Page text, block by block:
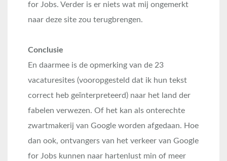
for Jobs. Verder is er niets wat mij ongemerkt
naar deze site zou terugbrengen.
Conclusie
En daarmee is de opmerking van de 23
vacaturesites (vooropgesteld dat ik hun tekst
correct heb geïnterpreteerd) naar het land der
fabelen verwezen. Of het kan als onterechte
zwartmakerij van Google worden afgedaan. Hoe
dan ook, ontvangers van het verkeer van Google
for Jobs kunnen naar hartenlust min of meer